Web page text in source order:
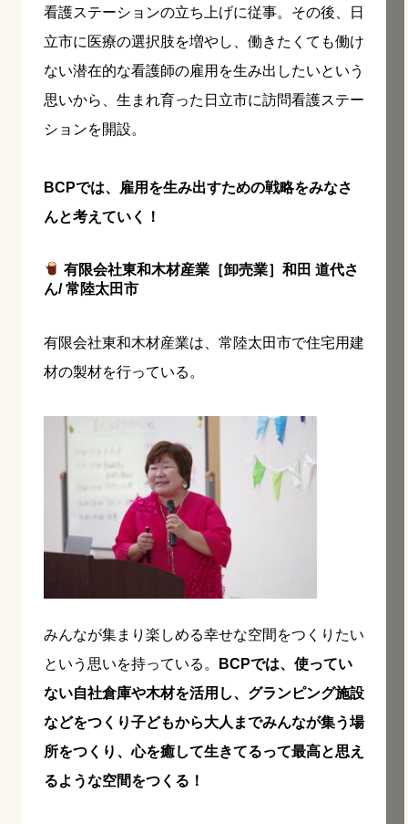
看護ステーションの立ち上げに従事。その後、日
立市に医療の選択肢を増やし、働きたくても働け
ない潜在的な看護師の雇用を生み出したいという
思いから、生まれ育った日立市に訪問看護ステー
ションを開設。
BCPでは、雇用を生み出すための戦略をみなさ
んと考えていく！
有限会社東和木材産業［卸売業］和田 道代さ
ん/ 常陸太田市
有限会社東和木材産業は、常陸太田市で住宅用建
材の製材を行っている。
みんなが集まり楽しめる幸せな空間をつくりたい
という思いを持っている。
BCPでは、使ってい
ない自社倉庫や木材を活用し、グランピング施設
などをつくり子どもから大人までみんなが集う場
所をつくり、心を癒して生きてるって最高と思え
るような空間をつくる！